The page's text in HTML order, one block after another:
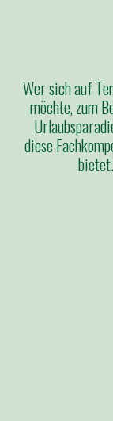
Wer sich auf
möchte, zum
diese